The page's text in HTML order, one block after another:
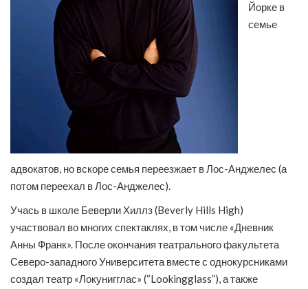
Йорке в
семье
адвокатов, но вскоре семья переезжает в Лос-Анджелес (а
потом переехал в Лос-Анджелес).
Учась в школе Беверли Хиллз (Beverly Hills High)
участвовал во многих спектаклях, в том числе «Дневник
Анны Франк». После окончания театрального факультета
Северо-западного Университета вместе с однокурсниками
создал театр «Локунигглас» (“Lookingglass”), а также